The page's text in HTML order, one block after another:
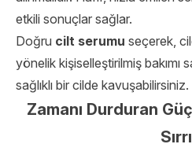
etkili sonuçlar sağlar.
Doğru cilt serumu seçerek,
yönelik kişiselleştirilmiş bakımı
sağlıklı bir cilde kavuşabilirsiniz.
Zamanı Durduran
Sırrı